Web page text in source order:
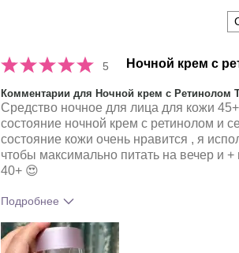
5 Ночной крем с
Комментарии для Ночной крем с Ретинолом
Средство ночное для лица для кожи
состояние ночной крем с ретинолом и
состояние кожи очень нравится , я
чтобы максимально питать на вечер и +
40+ 😍
Подробнее
Какое у вас ощущение от
использования этого